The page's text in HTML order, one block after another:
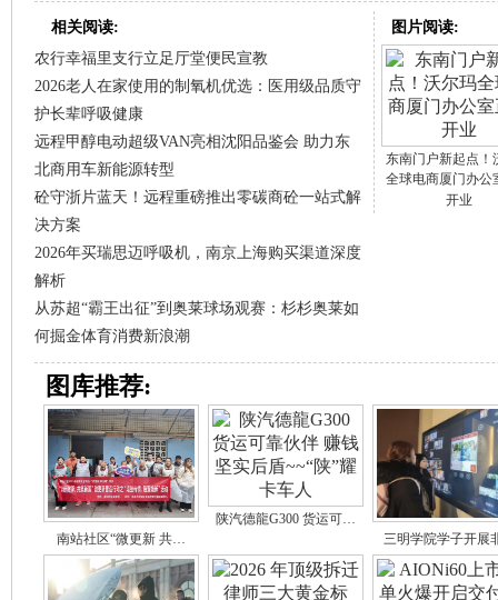
相关阅读:
农行幸福里支行立足厅堂便民宣教
2026老人在家使用的制氧机优选：医用级品质守
护长辈呼吸健康
远程甲醇电动超级VAN亮相沈阳品鉴会 助力东
北商用车新能源转型
砼守浙片蓝天！远程重磅推出零碳商砼一站式解
决方案
2026年买瑞思迈呼吸机，南京上海购买渠道深度
解析
从苏超“霸王出征”到奥莱球场观赛：杉杉奥莱如
何掘金体育消费新浪潮
图片阅读:
东南门户新起点！
全球电商厦门办公
开业
图库推荐:
南站社区“微更新 共…
陕汽德龍G300 货运可…
三明学院学子开展